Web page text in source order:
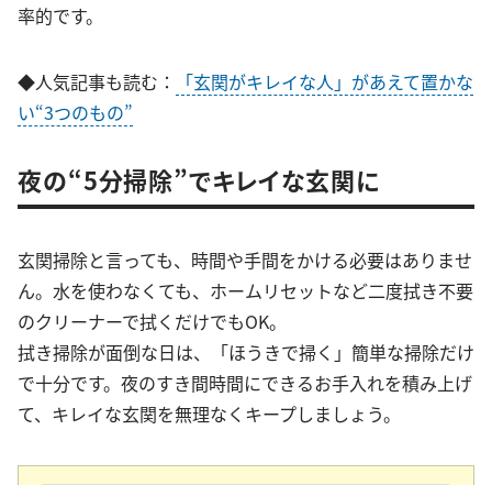
率的です。
◆人気記事も読む：
「玄関がキレイな人」があえて置かな
い“3つのもの”
夜の“5分掃除”でキレイな玄関に
玄関掃除と言っても、時間や手間をかける必要はありませ
ん。水を使わなくても、ホームリセットなど二度拭き不要
のクリーナーで拭くだけでもOK。
拭き掃除が面倒な日は、「ほうきで掃く」簡単な掃除だけ
で十分です。夜のすき間時間にできるお手入れを積み上げ
て、キレイな玄関を無理なくキープしましょう。